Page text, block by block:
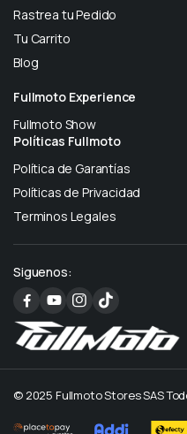
Rastrea tu Pedido
Tu Carrito
Blog
Fullmoto Experience
Fullmoto Show
Políticas Fullmoto
Política de Garantías
Políticas de Privacidad
Terminos Legales
Siguenos:
© 2025 Fullmoto Stores SAS